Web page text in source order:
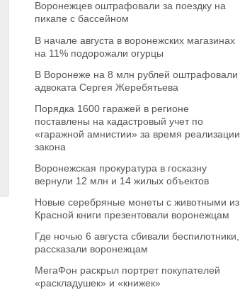
Воронежцев оштрафовали за поездку на
пикапе с бассейном
В начале августа в воронежских магазинах
на 11% подорожали огурцы
В Воронеже на 8 млн рублей оштрафовали
адвоката Сергея Жеребятьева
Порядка 1600 гаражей в регионе
поставлены на кадастровый учет по
«гаражной амнистии» за время реализации
закона
Воронежская прокуратура в госказну
вернули 12 млн и 14 жилых объектов
Новые серебряные монеты с животными из
Красной книги презентовали воронежцам
Где ночью 6 августа сбивали беспилотники,
рассказали воронежцам
МегаФон раскрыл портрет покупателей
«раскладушек» и «книжек»